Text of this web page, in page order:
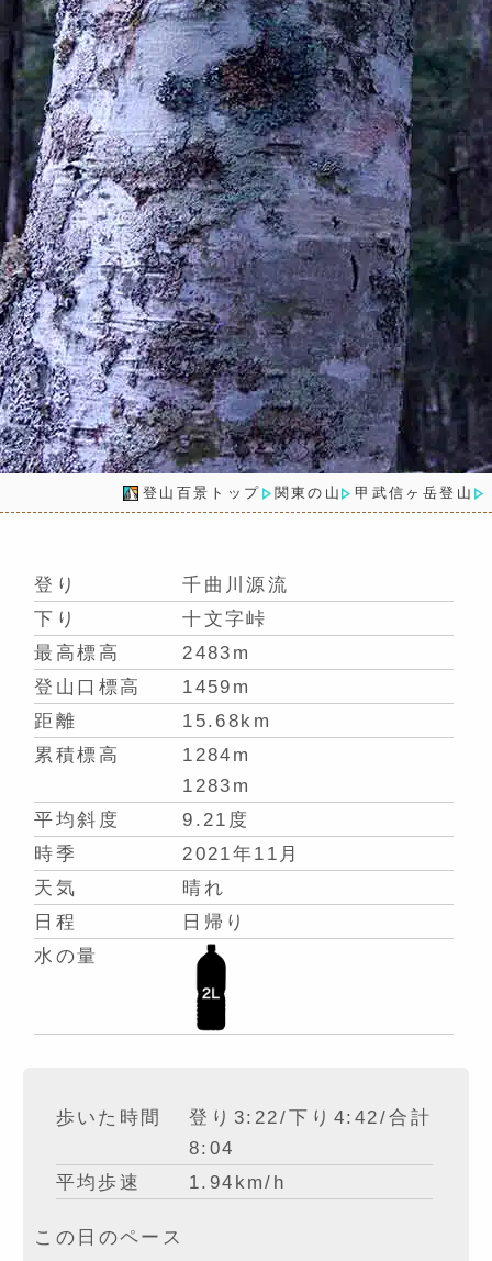
登山百景トップ 関東の山 甲武信ヶ岳登山
登り
千曲川源流
下り
十文字峠
最高標高
2483m
登山口標高
1459m
距離
15.68km
累積標高
1284m
1283m
平均斜度
9.21度
時季
2021年11月
天気
晴れ
日程
日帰り
水の量
歩いた時間
登り3:22/下り4:42/合計
8:04
平均歩速
1.94km/h
この日のペース